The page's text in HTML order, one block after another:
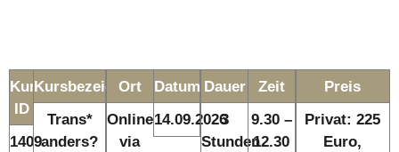
Kurs-
ID
1409
Kursbezeichnung
Trans*
anders?
Ort
Online
via
Datum
14.09.2026
Dauer
3
Stunden
Zeit
9.30 –
12.30
Preis
Privat: 225
Euro,